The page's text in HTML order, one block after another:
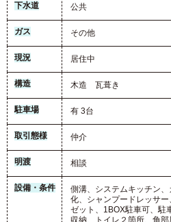
下水道 公共
ガス その他
現況 居住中
構造 木造 瓦葺き
駐車場 有 3台
取引態様 仲介
明渡 相談
設備・条件
側溝、システムキッチン
化、シャンプードレッサ
ゼット、1BOX駐車可、駐
収納、トイレ２箇所、角